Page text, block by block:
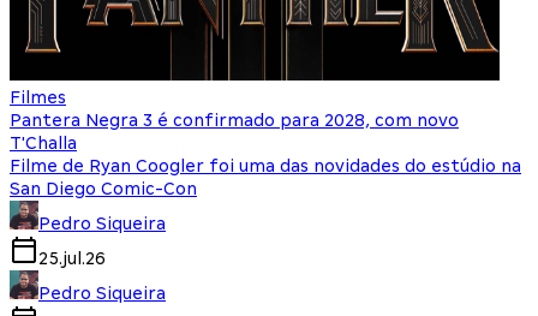
Filmes
Pantera Negra 3 é confirmado para 2028, com novo
T'Challa
Filme de Ryan Coogler foi uma das novidades do estúdio na
San Diego Comic-Con
Pedro Siqueira
25.jul.26
Pedro Siqueira